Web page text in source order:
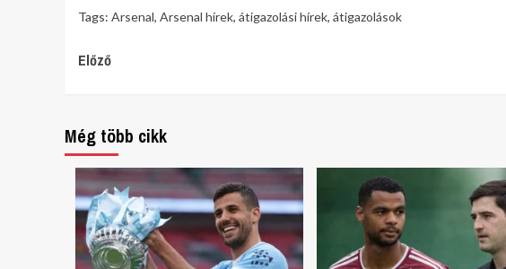
Tags: Arsenal, Arsenal hírek, átigazolási hírek, átigazolások
Continue
Előző
Még több cikk